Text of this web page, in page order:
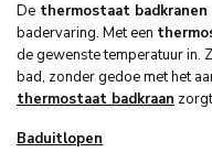
De thermostaat badkranen
badervaring. Met een
de gewenste temperatuur in.
bad, zonder gedoe met het
thermostaat badkraan
Baduitlopen